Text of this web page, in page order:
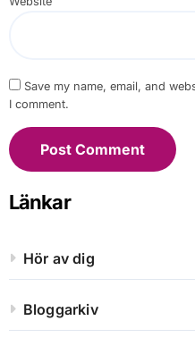
Save my name, email, and
I comment.
Länkar
Hör av dig
Bloggarkiv